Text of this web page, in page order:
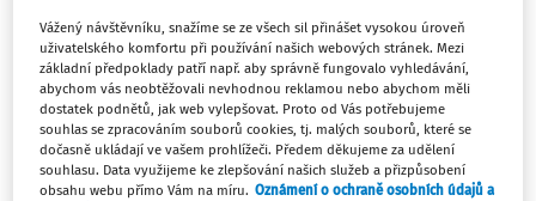
Smyslem formuláře je jednotné zaznamenávání všech
údajů souvisejících s pracovním úrazem, ať už se jedná o
údaje o zaměstnavateli či zaměstnanci nebo o údaje,
které jsou spojené se samotným úrazem, jeho vznikem,
příčinou a následným opatřením.
Vážený návštěvníku, snažíme se ze všech sil přinášet vysokou úroveň
uživatelského komfortu při používání našich webových stránek. Mezi
základní předpoklady patří např. aby správně fungovalo vyhledávání,
abychom vás neobtěžovali nevhodnou reklamou nebo abychom měli
dostatek podnětů, jak web vylepšovat. Proto od Vás potřebujeme
souhlas se zpracováním souborů cookies, tj. malých souborů, které se
dočasně ukládají ve vašem prohlížeči. Předem děkujeme za udělení
souhlasu. Data využijeme ke zlepšování našich služeb a přizpůsobení
obsahu webu přímo Vám na míru. Oznámení o ochraně osobních údajů a